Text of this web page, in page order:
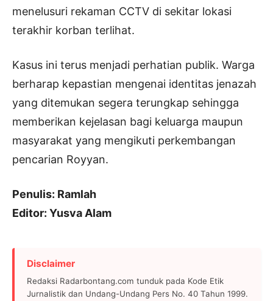
menelusuri rekaman CCTV di sekitar lokasi
terakhir korban terlihat.
Kasus ini terus menjadi perhatian publik. Warga
berharap kepastian mengenai identitas jenazah
yang ditemukan segera terungkap sehingga
memberikan kejelasan bagi keluarga maupun
masyarakat yang mengikuti perkembangan
pencarian Royyan.
Penulis: Ramlah
Editor: Yusva Alam
Disclaimer
Redaksi Radarbontang.com tunduk pada Kode Etik
Jurnalistik dan Undang-Undang Pers No. 40 Tahun 1999.